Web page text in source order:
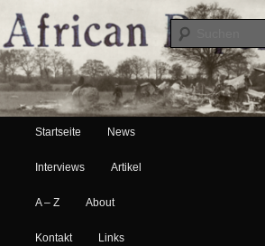
African Paper
Hauptmenü
Zum Inhalt wechseln
Zum sekundären Inhalt wechseln
Startseite News
Interviews Artikel
A – Z About
Kontakt Links